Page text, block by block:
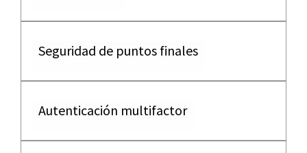
Seguridad de puntos finales
Autenticación multifactor